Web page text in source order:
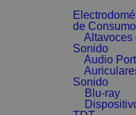
de Consumo
Altavoces
Sonido
Audio
Sonido
Blu-ray